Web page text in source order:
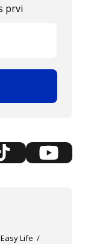
prvi
Easy Life